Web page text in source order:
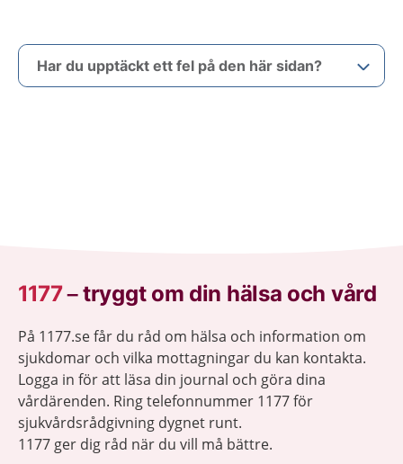
Har du upptäckt ett fel på den här sidan?
1177–tryggt om din hälsa och vård
På 1177.se får du råd om hälsa och information om
sjukdomar och vilka mottagningar du kan kontakta.
Logga in för att läsa din journal och göra dina
vårdärenden. Ring telefonnummer 1177 för
sjukvårdsrådgivning dygnet runt.
1177 ger dig råd när du vill må bättre.